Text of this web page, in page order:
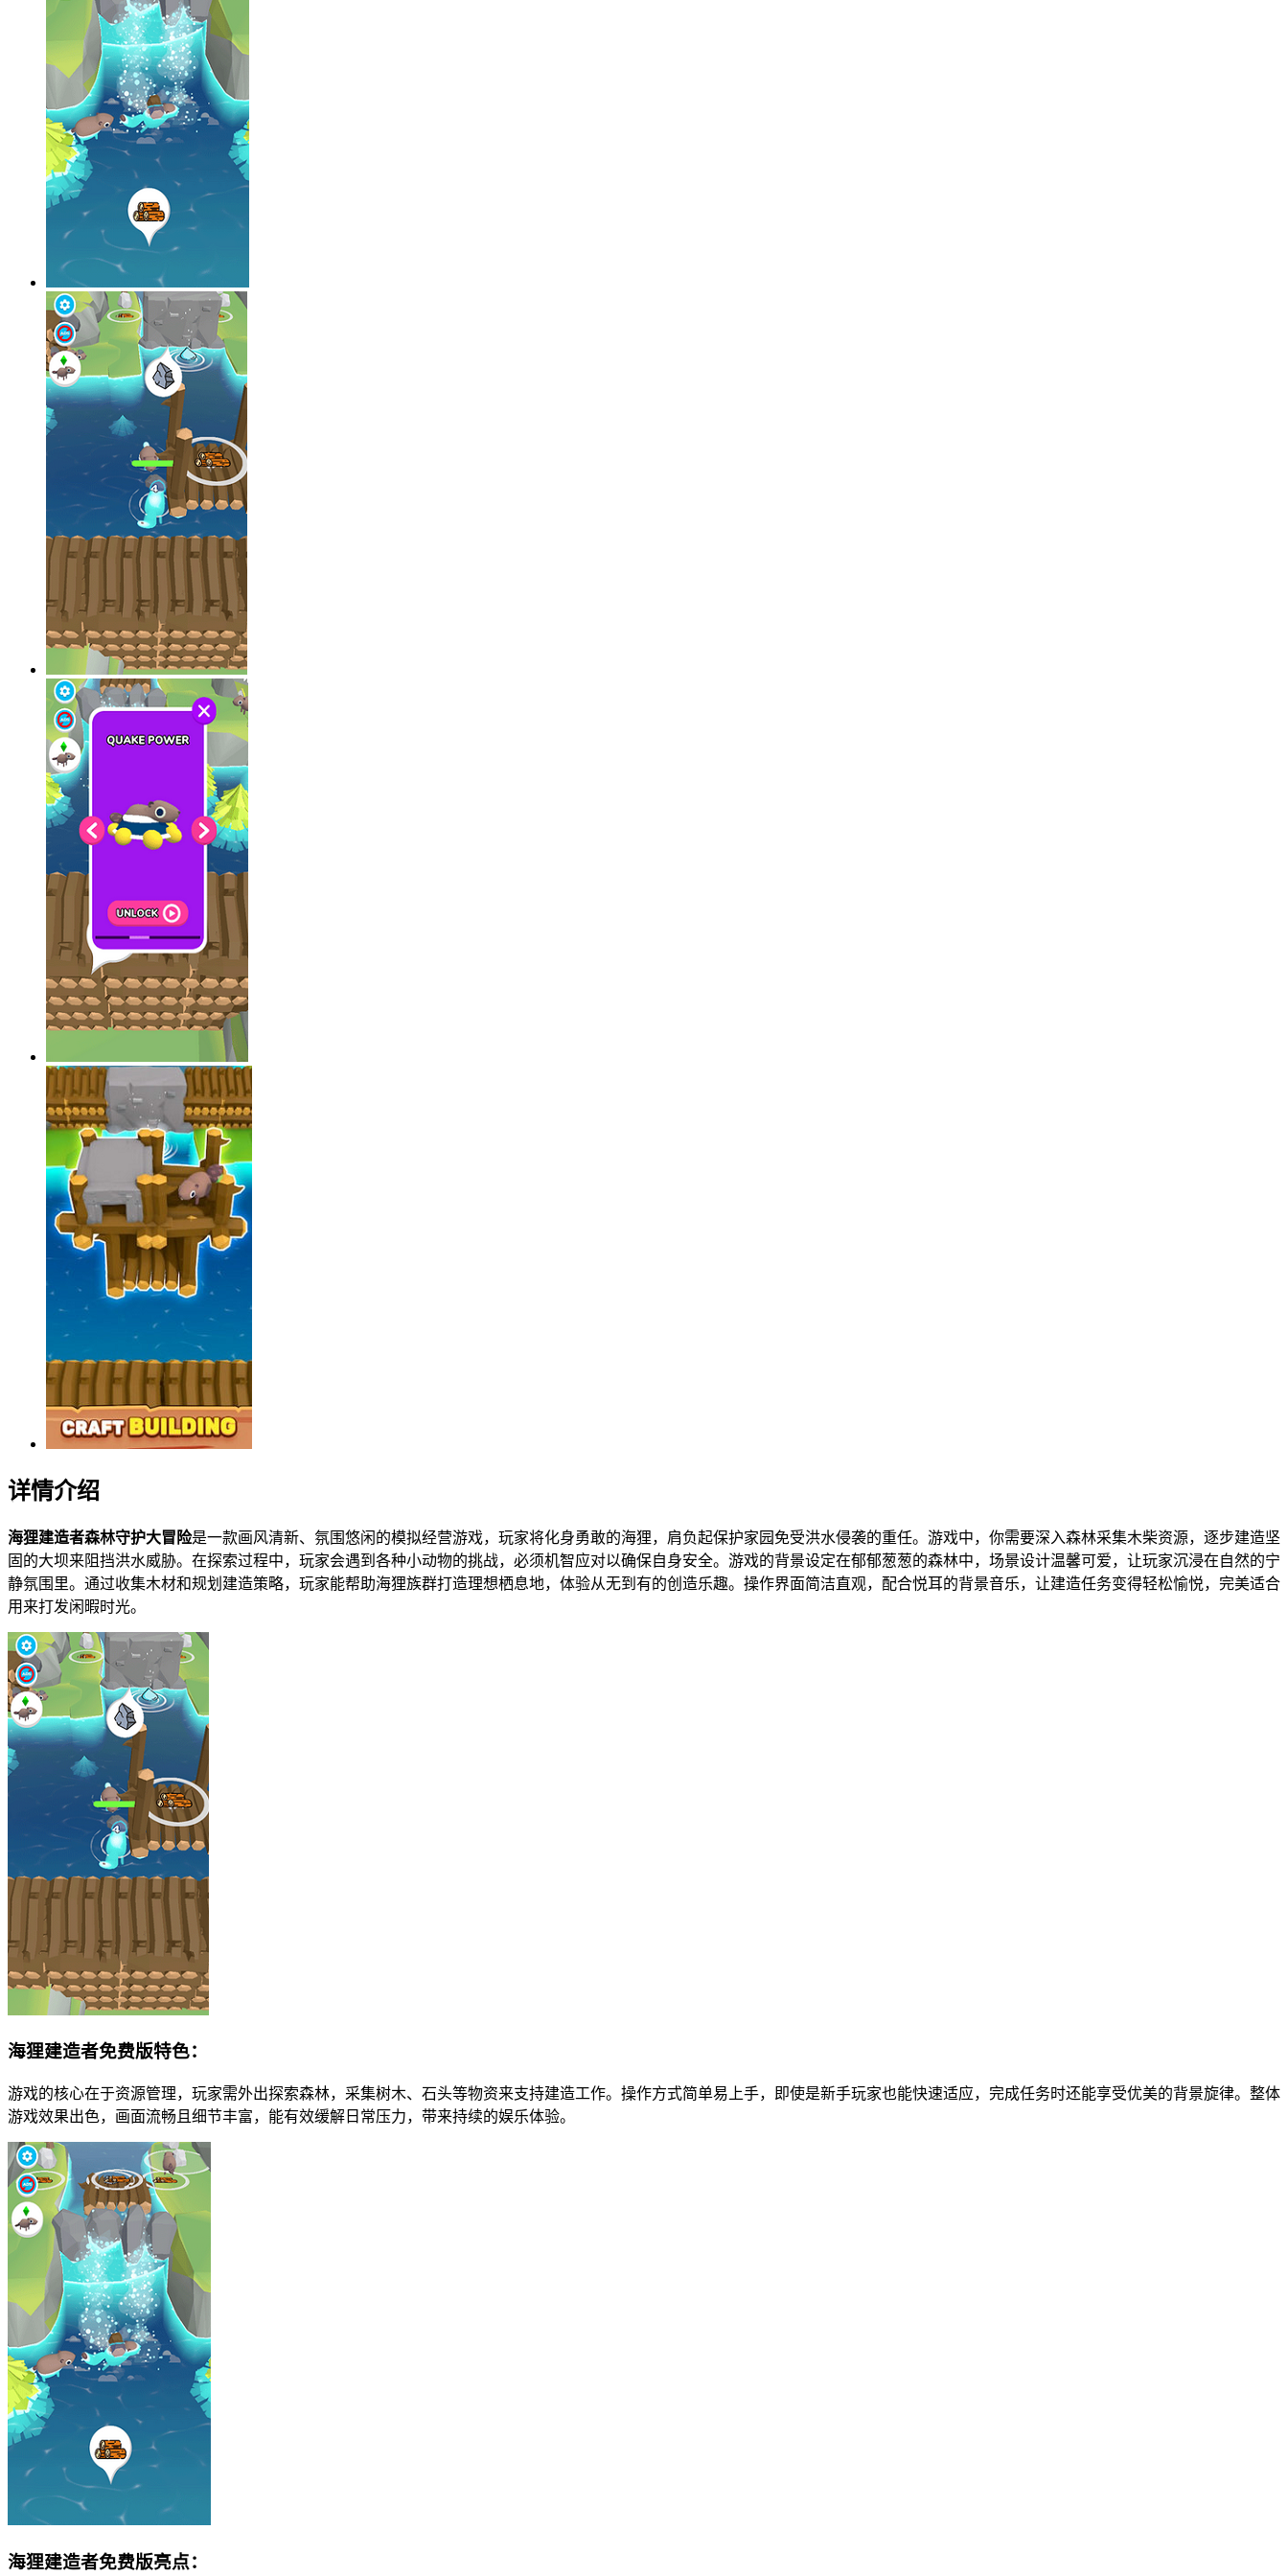
详情介绍
海狸建造者森林守护大冒险是一款画风清新、氛围悠闲的模拟经营游戏，玩家将化身勇敢的海狸，肩负起保护家园免受洪水侵袭的重任。游戏中，你需要深入森林采集木柴资源，逐步建造坚
固的大坝来阻挡洪水威胁。在探索过程中，玩家会遇到各种小动物的挑战，必须机智应对以确保自身安全。游戏的背景设定在郁郁葱葱的森林中，场景设计温馨可爱，让玩家沉浸在自然的宁
静氛围里。通过收集木材和规划建造策略，玩家能帮助海狸族群打造理想栖息地，体验从无到有的创造乐趣。操作界面简洁直观，配合悦耳的背景音乐，让建造任务变得轻松愉悦，完美适合
用来打发闲暇时光。
海狸建造者免费版特色：
游戏的核心在于资源管理，玩家需外出探索森林，采集树木、石头等物资来支持建造工作。操作方式简单易上手，即使是新手玩家也能快速适应，完成任务时还能享受优美的背景旋律。整体
游戏效果出色，画面流畅且细节丰富，能有效缓解日常压力，带来持续的娱乐体验。
海狸建造者免费版亮点：